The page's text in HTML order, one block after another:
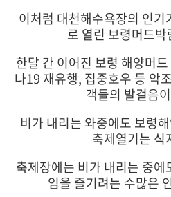
이처럼 대천해수욕장의 인
로 열린 보령머드
한달 간 이어진 보령 해양머
나19 재유행, 집중호우 등 악
객들의 발걸음
비가 내리는 와중에도 보령
축제열기는 식
축제장에는 비가 내리는 중에
임을 즐기려는 수많은